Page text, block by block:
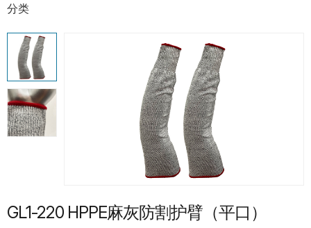
产品分类
分类
热门产品
G13-PUG1315 紧急分离护指PU手套
SP-CN-21G-WH 礼仪手套
GL1-220 HPPE麻灰防割护臂（平口）